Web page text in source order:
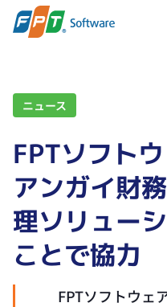
ニュース
FPTソフト
アンガイ財
理ソリュー
ことで協力
FPTソフトウェ